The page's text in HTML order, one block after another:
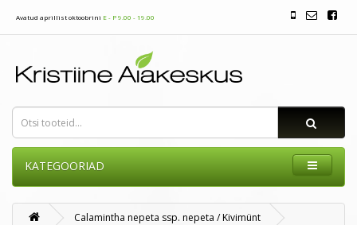
Avatud aprillist oktoobrini E - P 9.00 - 19.00
KATEGOORIAD
Calamintha nepeta ssp. nepeta / Kivimünt